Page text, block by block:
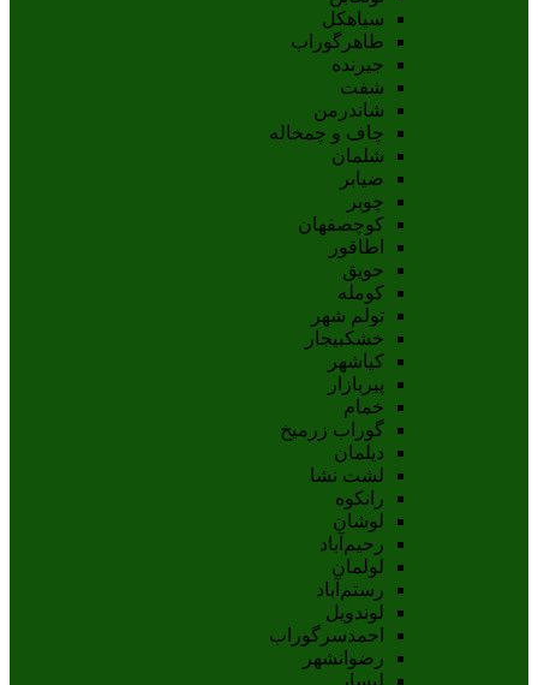
سیاهکل
طاهرگوراب
جیرنده
شفت
شاندرمن
چاف و چمخاله
شلمان
ضیابر
چوبر
کوچصفهان
اطاقور
حویق
کومله
تولم شهر
خشکبیجار
کیاشهر
پیربازار
خمام
گوراب زرمیخ
دیلمان
لشت نشا
رانکوه
لوشان
رحیم‌آباد
لولمان
رستم‌آباد
لوندویل
احمدسرگوراب
رضوانشهر
لیسار